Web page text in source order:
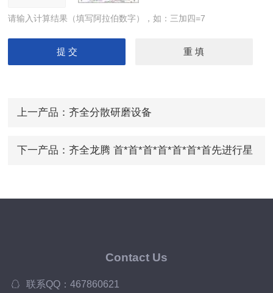
请输入计算结果（填写阿拉伯数字），如：三加四=7
上一产品： 齐全分散研磨设备
下一产品： 齐全龙腾 首*首*首*首*首*首*首先进行星
Contact Us
联系QQ：467860621